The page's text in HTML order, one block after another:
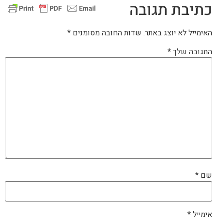
כתיבת תגובה
האימייל לא יוצג באתר. שדות החובה מסומנים *
התגובה שלך*
שם *
אימייל*